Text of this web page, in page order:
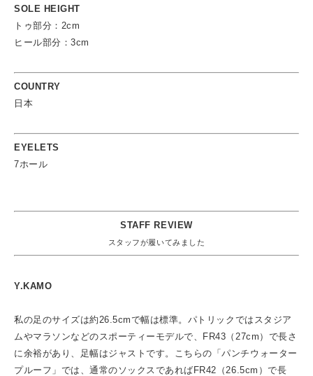
SOLE HEIGHT
トゥ部分：2cm
ヒール部分：3cm
COUNTRY
日本
EYELETS
7ホール
STAFF REVIEW
スタッフが履いてみました
Y.KAMO
私の足のサイズは約26.5cmで幅は標準。パトリックではスタジア
ムやマラソンなどのスポーティーモデルで、FR43（27cm）で長さ
に余裕があり、足幅はジャストです。こちらの「パンチウォーター
プルーフ」では、通常のソックスであればFR42（26.5cm）で長